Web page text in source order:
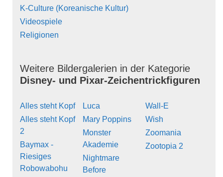
K-Culture (Koreanische Kultur)
Videospiele
Religionen
Weitere Bildergalerien in der Kategorie
Disney- und Pixar-Zeichentrickfiguren
Alles steht Kopf
Alles steht Kopf
2
Baymax -
Riesiges
Robowabohu
Luca
Mary Poppins
Monster
Akademie
Nightmare
Before
Wall-E
Wish
Zoomania
Zootopia 2